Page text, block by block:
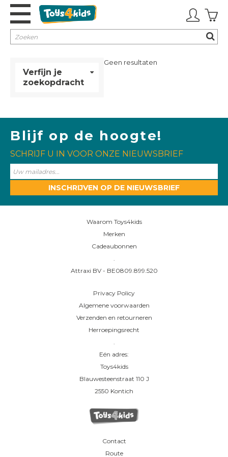
Binnenspeelgoed
Merken
Cadeaubon
Koopjes
Verfijn je
zoekopdracht
Geen resultaten
Blijf op de hoogte!
SCHRIJF U IN VOOR ONZE NIEUWSBRIEF
INSCHRIJVEN OP DE NIEUWSBRIEF
Waarom Toys4kids
Merken
Cadeaubonnen
.
Attraxi BV - BE0809.899.520
Privacy Policy
Algemene voorwaarden
Verzenden en retourneren
Herroepingsrecht
.
Eén adres:
Toys4kids
Blauwesteenstraat 110 J
2550 Kontich
Contact
Route